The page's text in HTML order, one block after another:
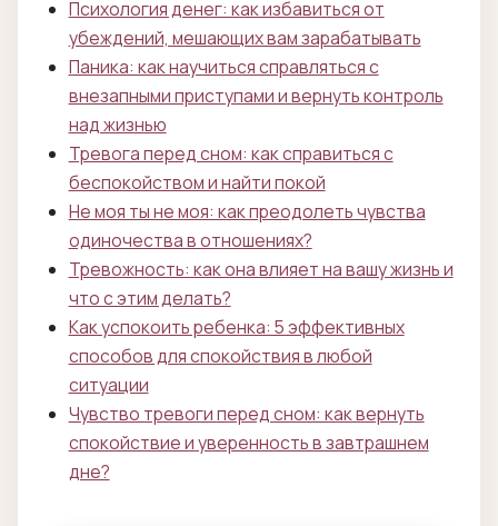
Психология денег: как избавиться от
убеждений, мешающих вам зарабатывать
Паника: как научиться справляться с
внезапными приступами и вернуть контроль
над жизнью
Тревога перед сном: как справиться с
беспокойством и найти покой
Не моя ты не моя: как преодолеть чувства
одиночества в отношениях?
Тревожность: как она влияет на вашу жизнь и
что с этим делать?
Как успокоить ребенка: 5 эффективных
способов для спокойствия в любой
ситуации
Чувство тревоги перед сном: как вернуть
спокойствие и уверенность в завтрашнем
дне?